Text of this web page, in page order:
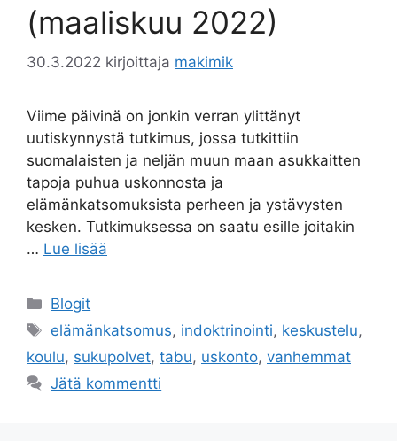
(maaliskuu 2022)
30.3.2022 kirjoittaja makimik
Viime päivinä on jonkin verran ylittänyt
uutiskynnystä tutkimus, jossa tutkittiin
suomalaisten ja neljän muun maan asukkaitten
tapoja puhua uskonnosta ja
elämänkatsomuksista perheen ja ystävysten
kesken. Tutkimuksessa on saatu esille joitakin
… Lue lisää
Kategoriat
Blogit
Avainsanat
elämänkatsomus, indoktrinointi, keskustelu,
koulu, sukupolvet, tabu, uskonto, vanhemmat
Jätä kommentti